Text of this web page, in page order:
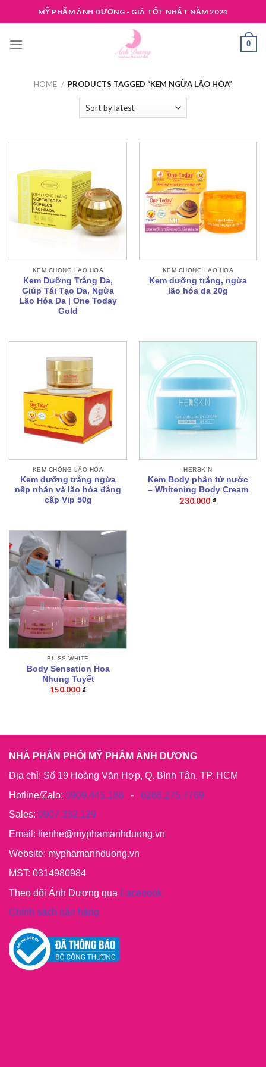
to
MỸ PHẨM ÁNH DƯƠNG - GIÁ TỐT NHẤT NĂM 2024
0
HOME / PRODUCTS TAGGED “KEM NGỪA LÃO HÓA”
KEM CHỐNG LÃO HÓA
Kem Dưỡng Trắng Da,
Giúp Tái Tạo Da, Ngừa
Lão Hóa Da | One Today
Gold
KEM CHỐNG LÃO HÓA
Kem dưỡng trắng, ngừa
lão hóa da 20g
KEM CHỐNG LÃO HÓA
Kem dưỡng trắng ngừa
nếp nhăn và lão hóa đẳng
cấp Vip 50g
HERSKIN
Kem Body phân tử nước
– Whitening Body Cream
230.000₫
BLISS WHITE
Body Sensation Hoa
Nhung Tuyết
150.000₫
NHÀ PHÂN PHỐI MỸ PHẨM ÁNH DƯƠNG
Địa chỉ: Số 19 Hoàng Văn Hợp, Q. Bình Tân, TP. HCM
Hotline/Zalo: 0909.445.188 - 0286.275.7769
Sales: 0907.332.129
Email: lienhe@myphamanhduong.vn
Website: myphamanhduong.vn
MST: 0314980984
Theo dõi Ánh Dương qua Facebook
Chính sách bán hàng